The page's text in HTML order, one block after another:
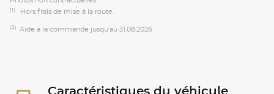
(1) Hors frais de mise à la route.
(2) Aide à la commande jusqu'au 31.08.2026
Caractéristiques du véhicule